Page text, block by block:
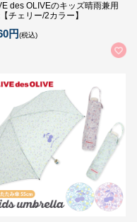
des OLIVEのキッズ晴雨兼用
チェリー/2カラー】
円(税込)